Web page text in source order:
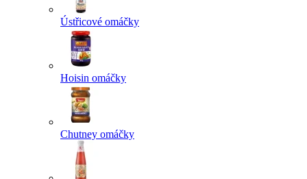
Ústřicové omáčky
Hoisin omáčky
Chutney omáčky